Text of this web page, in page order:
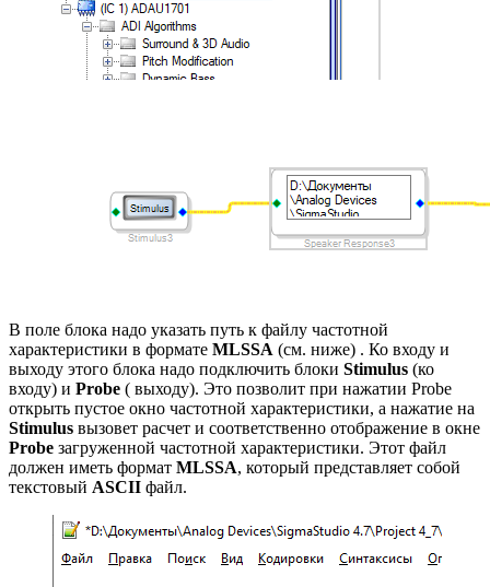
В поле блока надо указать путь к файлу частотной
характеристики в формате MLSSA (см. ниже) . Ко входу и
выходу этого блока надо подключить блоки Stimulus (ко
входу) и Probe ( выходу). Это позволит при нажатии Probe
открыть пустое окно частотной характеристики, а нажатие на
Stimulus вызовет расчет и соответственно отображение в окне
Probe загруженной частотной характеристики. Этот файл
должен иметь формат MLSSA, который представляет собой
текстовый ASCII файл.